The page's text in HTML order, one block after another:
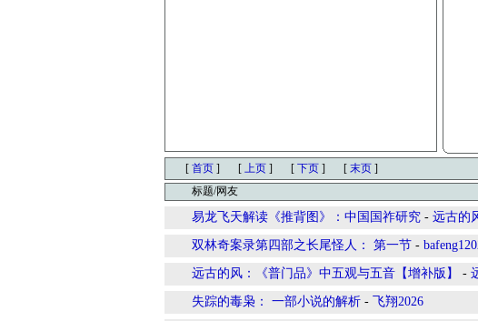
[ 首页 ] [ 上页 ] [ 下页 ] [ 末页 ]
标题/网友
易龙飞天解读《推背图》：中国国祚研究 - 远古的
双林奇案录第四部之长尾怪人： 第一节 -
远古的风：《普门品》中五观与五音【增补版】 -
失踪的毒枭： 一部小说的解析 - 飞翔2026